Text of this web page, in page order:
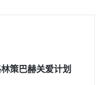
策巴赫关爱计划